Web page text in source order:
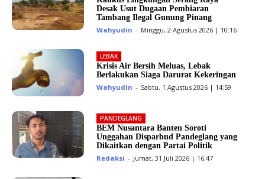
Desak Usut Dugaan Pembiaran
Tambang Ilegal Gunung Pinang
Wahyudin - Minggu, 2 Agustus 2026 | 10:16
LEBAK
Krisis Air Bersih Meluas, Lebak
Berlakukan Siaga Darurat Kekeringan
Wahyudin - Sabtu, 1 Agustus 2026 | 14:59
PANDEGLANG
BEM Nusantara Banten Soroti
Unggahan Disparbud Pandeglang yang
Dikaitkan dengan Partai Politik
Redaksi - Jumat, 31 Juli 2026 | 16:47